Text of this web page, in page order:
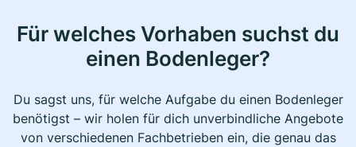
Für welches Vorhaben suchst du
einen Bodenleger?
Du sagst uns, für welche Aufgabe du einen Bodenleger
benötigst – wir holen für dich unverbindliche Angebote
von verschiedenen Fachbetrieben ein, die genau das